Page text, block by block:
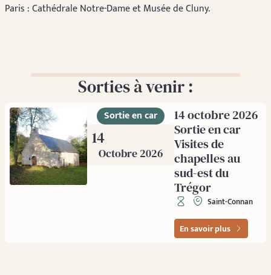
Paris : Cathédrale Notre-Dame et Musée de Cluny.
Sorties à venir :
Sortie en car
14
Octobre 2026
14 octobre 2026
Sortie en car
Visites de
chapelles au
sud-est du
Trégor
Saint-Connan
En savoir plus